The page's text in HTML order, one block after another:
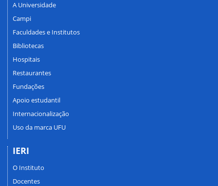
A Universidade
Campi
Faculdades e Institutos
Bibliotecas
Hospitais
Restaurantes
Fundações
Apoio estudantil
Internacionalização
Uso da marca UFU
IERI
O Instituto
Docentes